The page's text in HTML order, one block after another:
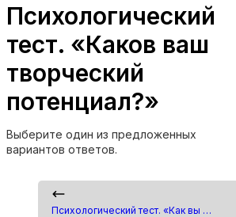
Психологический
тест. «Каков ваш
творческий
потенциал?»
Выберите один из предложенных
вариантов ответов.
Психологический тест. «Как вы относитесь к своему возрасту? (Для тех, кому за 40)»